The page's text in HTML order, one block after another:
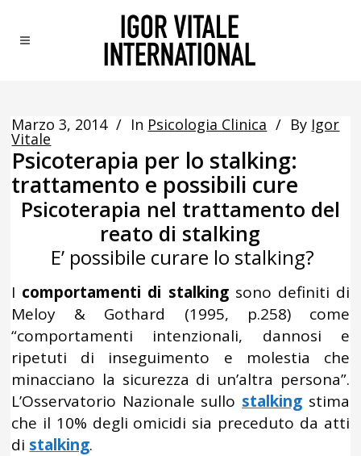
Marzo 3, 2014 In Psicologia Clinica By Igor
Vitale
Psicoterapia per lo stalking:
trattamento e possibili cure
Psicoterapia nel trattamento del
reato di stalking
E’ possibile curare lo stalking?
I comportamenti di stalkingsono definiti di
Meloy & Gothard (1995, p.258) come
“comportamenti intenzionali, dannosi e
ripetuti di inseguimento e molestia che
minacciano la sicurezza di un’altra persona”.
L’Osservatorio Nazionale sullo stalking stima
che il 10% degli omicidi sia preceduto da atti
di stalking.